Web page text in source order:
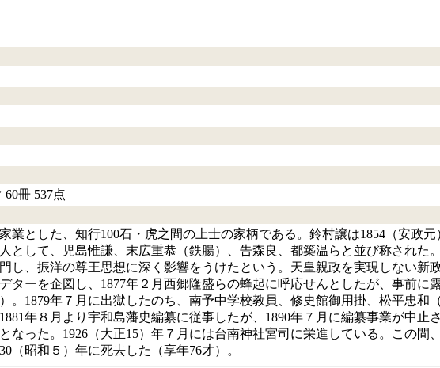
冊 537点
業とした、知行100石・虎之間の上士の家柄である。鈴村譲は1854（安政
として、児島惟謙、末広重恭（鉄腸）、告森良、都築温らと並び称された
し、振洋の尊王思想に深く影響をうけたという。天皇親政を実現しない新
ターを企図し、1877年２月西郷隆盛らの蜂起に呼応せんとしたが、事前に
。1879年７月に出獄したのち、南予中学校教員、修史館御用掛、松平忠和
年８月より宇和島藩史編纂に従事したが、1890年７月に編纂事業が中止
なった。1926（大正15）年７月には台南神社宮司に栄進している。この間
（昭和５）年に死去した（享年76才）。